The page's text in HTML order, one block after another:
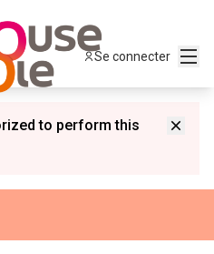
Se connecter
to perform this